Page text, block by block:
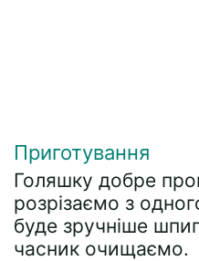
Приготування
Голяшку добре
розрізаємо з
буде зручніше
часник очищаємо.